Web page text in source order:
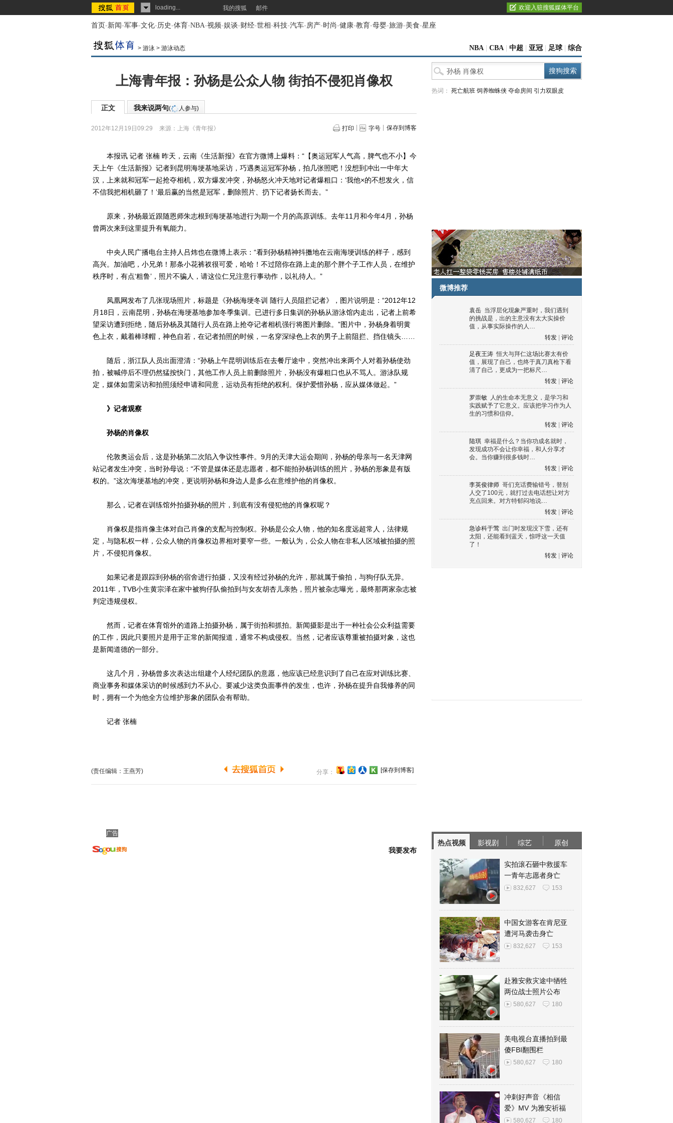
loading... 我的搜狐 邮件 欢迎入驻搜狐媒体平台
首页-新闻-军事-文化-历史-体育-NBA-视频-娱谈-财经-世相-科技-汽车-房产-时尚-健康-教育-母婴-旅游-美食-星座
> 游泳 > 游泳动态 NBA CBA 中超 亚冠 足球 综合
上海青年报：孙杨是公众人物 街拍不侵犯肖像权
正文 我来说两句( 人参与)
2012年12月19日09:29 来源： 上海《青年报》 打印 字号 保存到博客
本报讯 记者 张楠 昨天，云南《生活新报》在官方微博上爆料：“【奥运冠军人气高，脾气也不小】今
天上午《生活新报》记者到昆明海埂基地采访，巧遇奥运冠军孙杨，拍几张照吧！没想到冲出一中年大
汉，上来就和冠军一起抢夺相机，双方爆发冲突，孙杨怒火冲天地对记者爆粗口：‘我他×的不想发火，信
不信我把相机砸了！’最后赢的当然是冠军，删除照片、扔下记者扬长而去。”
原来，孙杨最近跟随恩师朱志根到海埂基地进行为期一个月的高原训练。去年11月和今年4月，孙杨
曾两次来到这里提升有氧能力。
中央人民广播电台主持人吕炜也在微博上表示：“看到孙杨精神抖擞地在云南海埂训练的样子，感到
高兴。加油吧，小兄弟！那条小花裤衩很可爱，哈哈！不过陪你在路上走的那个胖个子工作人员，在维护
秩序时，有点‘粗鲁’，照片不骗人，请这位仁兄注意行事动作，以礼待人。”
凤凰网发布了几张现场照片，标题是《孙杨海埂冬训 随行人员阻拦记者》，图片说明是：“2012年12
月18日，云南昆明，孙杨在海埂基地参加冬季集训。已进行多日集训的孙杨从游泳馆内走出，记者上前希
望采访遭到拒绝，随后孙杨及其随行人员在路上抢夺记者相机强行将图片删除。”图片中，孙杨身着明黄
色上衣，戴着棒球帽，神色自若，在记者拍照的时候，一名穿深绿色上衣的男子上前阻拦、挡住镜头……
随后，浙江队人员出面澄清：“孙杨上午昆明训练后在去餐厅途中，突然冲出来两个人对着孙杨使劲
拍，被喊停后不理仍然猛按快门，其他工作人员上前删除照片，孙杨没有爆粗口也从不骂人。游泳队规
定，媒体如需采访和拍照须经申请和同意，运动员有拒绝的权利。保护爱惜孙杨，应从媒体做起。”
》记者观察
孙杨的肖像权
伦敦奥运会后，这是孙杨第二次陷入争议性事件。9月的天津大运会期间，孙杨的母亲与一名天津网
站记者发生冲突，当时孙母说：“不管是媒体还是志愿者，都不能拍孙杨训练的照片，孙杨的形象是有版
权的。”这次海埂基地的冲突，更说明孙杨和身边人是多么在意维护他的肖像权。
那么，记者在训练馆外拍摄孙杨的照片，到底有没有侵犯他的肖像权呢？
肖像权是指肖像主体对自己肖像的支配与控制权。孙杨是公众人物，他的知名度远超常人，法律规
定，与隐私权一样，公众人物的肖像权边界相对要窄一些。一般认为，公众人物在非私人区域被拍摄的照
片，不侵犯肖像权。
如果记者是跟踪到孙杨的宿舍进行拍摄，又没有经过孙杨的允许，那就属于偷拍，与狗仔队无异。
2011年，TVB小生黄宗泽在家中被狗仔队偷拍到与女友胡杏儿亲热，照片被杂志曝光，最终那两家杂志被
判定违规侵权。
然而，记者在体育馆外的道路上拍摄孙杨，属于街拍和抓拍。新闻摄影是出于一种社会公众利益需要
的工作，因此只要照片是用于正常的新闻报道，通常不构成侵权。当然，记者应该尊重被拍摄对象，这也
是新闻道德的一部分。
这几个月，孙杨曾多次表达出组建个人经纪团队的意愿，他应该已经意识到了自己在应对训练比赛、
商业事务和媒体采访的时候感到力不从心。要减少这类负面事件的发生，也许，孙杨在提升自我修养的同
时，拥有一个为他全方位维护形象的团队会有帮助。
记者 张楠
(责任编辑：王燕芳) 分享： [保存到博客]
广告
我要发布
热词： 死亡航班 饲养蜘蛛侠 夺命房间 引力双眼皮
微博推荐
袁岳 当浮层化现象严重时，我们遇到
的挑战是，出的主意没有太大实操价
值，从事实际操作的人…
转发
评论
足夜王涛 恒大与拜仁这场比赛太有价
值，展现了自己，也终于真刀真枪下看
清了自己，更成为一把标尺…
转发
评论
罗崇敏 人的生命本无意义，是学习和
实践赋予了它意义。应该把学习作为人
生的习惯和信仰。
转发
评论
陆琪 幸福是什么？当你功成名就时，
发现成功不会让你幸福，和人分享才
会。当你赚到很多钱时…
转发
评论
李英俊律师 哥们充话费输错号，替别
人交了100元，就打过去电话想让对方
充点回来。对方特郁闷地说…
转发
评论
急诊科于莺 出门时发现没下雪，还有
太阳，还能看到蓝天，惊呼这一天值
了！
转发
评论
热点视频 影视剧 综艺 原创
实拍滚石砸中救援车
一青年志愿者身亡
832,627 153
中国女游客在肯尼亚
遭河马袭击身亡
832,627 153
赴雅安救灾途中牺牲
两位战士照片公布
580,627 180
美电视台直播拍到最
傻FBI翻围栏
580,627 180
冲刺好声音《相信
爱》MV 为雅安祈福
580,627 180